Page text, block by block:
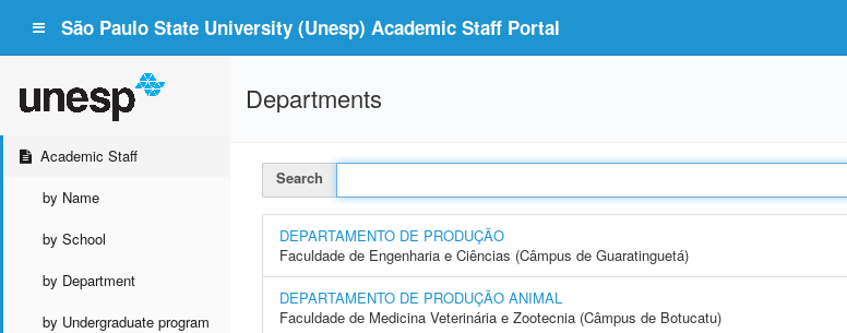
São Paulo State University (Unesp) Academic Staff Portal
Academic Staff
by Name
by School
by Department
by Undergraduate program
Departments
Search
DEPARTAMENTO DE PRODUÇÃO
Faculdade de Engenharia e Ciências (Câmpus de Guaratinguetá)
DEPARTAMENTO DE PRODUÇÃO ANIMAL
Faculdade de Medicina Veterinária e Zootecnia (Câmpus de Botucatu)